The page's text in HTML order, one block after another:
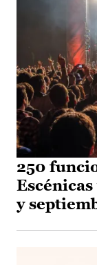
250
y